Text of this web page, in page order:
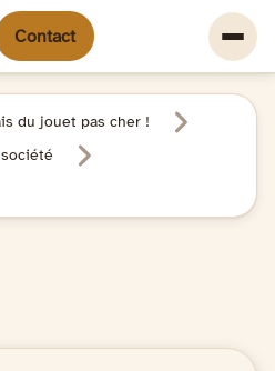
Contact
du jouet pas cher !